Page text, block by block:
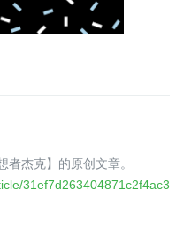
杰克】的原创文章。
31ef7d263404871c2f4ac3